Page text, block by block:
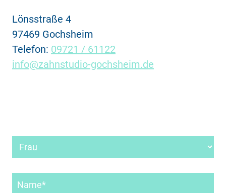
Lönsstraße 4
97469 Gochsheim
Telefon: 09721 / 61122
info@zahnstudio-gochsheim.de